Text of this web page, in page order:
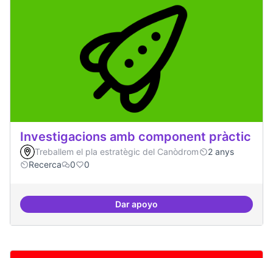
Investigacions amb component pràctic
Treballem el pla estratègic del Canòdrom
2 anys
Recerca
0 0
Dar apoyoInvestigacions amb component